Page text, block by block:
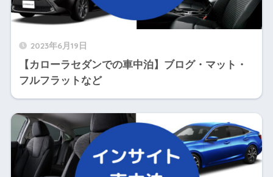
2023年6月19日
【カローラセダンでの車中泊】ブログ・マット・
フルフラットなど